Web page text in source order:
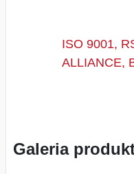
ISO 9001,
ALLIANCE,
Galeria